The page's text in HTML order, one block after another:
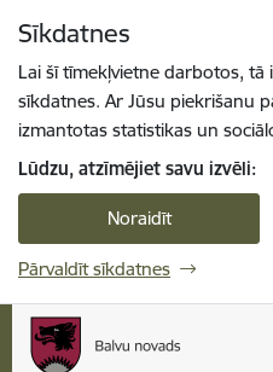
Sīkdatnes
Lai šī tīmekļvietne darbotos,
sīkdatnes. Ar Jūsu piekrišanu
izmantotas statistikas un
Lūdzu, atzīmējiet savu izvēli:
Noraidīt
Pārvaldīt sīkdatnes